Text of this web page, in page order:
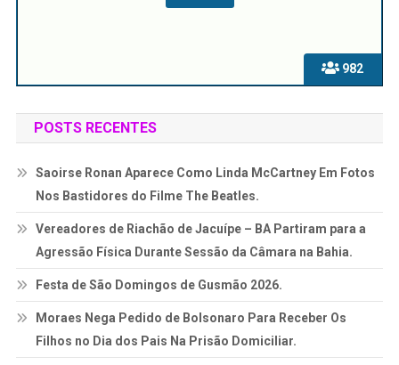
982
POSTS RECENTES
Saoirse Ronan Aparece Como Linda McCartney Em Fotos
Nos Bastidores do Filme The Beatles.
Vereadores de Riachão de Jacuípe – BA Partiram para a
Agressão Física Durante Sessão da Câmara na Bahia.
Festa de São Domingos de Gusmão 2026.
Moraes Nega Pedido de Bolsonaro Para Receber Os
Filhos no Dia dos Pais Na Prisão Domiciliar.